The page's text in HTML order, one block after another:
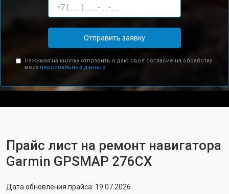
Отправить заявку
Нажимая на кнопку отправить я даю свое согласие на обработку
моих персональных данных.
Прайс лист на ремонт навигатора
Garmin GPSMAP 276CX
Дата обновления прайса: 19.07.2026